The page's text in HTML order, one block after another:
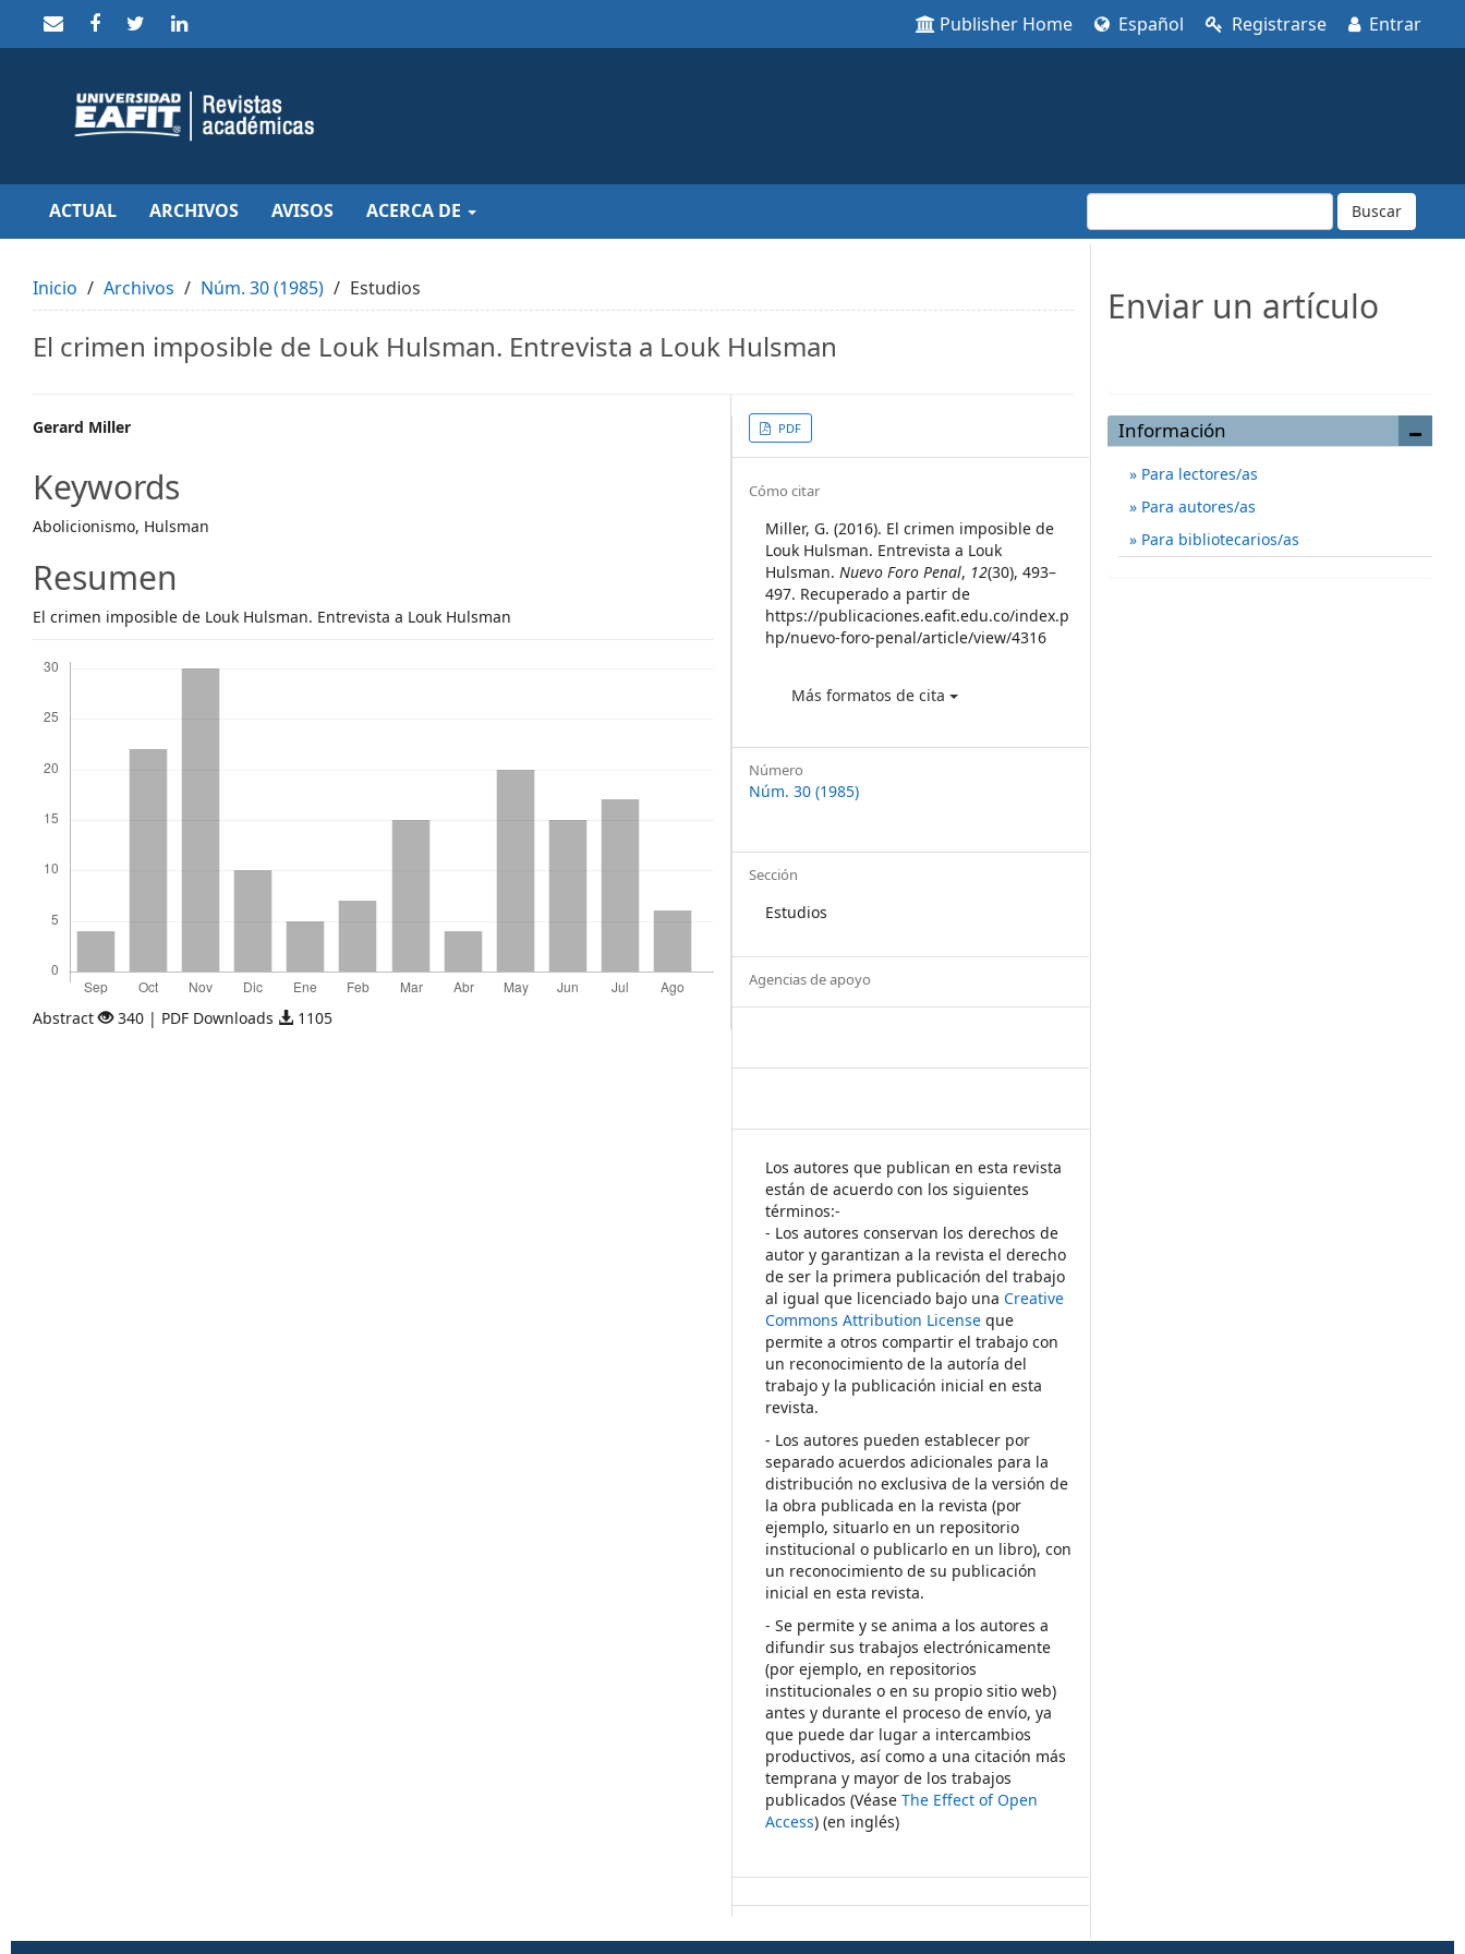
to
Main
Navigation
Content
Sidebar
Publisher Home Español Registrarse Entrar
ACTUAL ARCHIVOS AVISOS ACERCA DE Buscar
Inicio Archivos Núm. 30 (1985) Estudios
El crimen imposible de Louk Hulsman. Entrevista a Louk Hulsman
Main
Article
Content
Gerard Miller
Keywords
Abolicionismo, Hulsman
Resumen
El crimen imposible de Louk Hulsman. Entrevista a Louk Hulsman
Abstract 340 | PDF Downloads 1105
Article
Sidebar
PDF
Article
Details
Cómo citar
Miller, G. (2016). El crimen imposible de
Louk Hulsman. Entrevista a Louk
Hulsman.Nuevo Foro Penal, 12(30), 493–
497. Recuperado a partir de
https://publicaciones.eafit.edu.co/index.p
hp/nuevo-foro-penal/article/view/4316
Más formatos de cita
Número
Núm. 30 (1985)
Sección
Estudios
Agencias de apoyo
Los autores que publican en esta revista
están de acuerdo con los siguientes
términos:-
- Los autores conservan los derechos de
autor y garantizan a la revista el derecho
de ser la primera publicación del trabajo
al igual que licenciado bajo unaCreative
Commons Attribution License que
permite a otros compartir el trabajo con
un reconocimiento de la autoría del
trabajo y la publicación inicial en esta
revista.
- Los autores pueden establecer por
separado acuerdos adicionales para la
distribución no exclusiva de la versión de
la obra publicada en la revista (por
ejemplo, situarlo en un repositorio
institucional o publicarlo en un libro), con
un reconocimiento de su publicación
inicial en esta revista.
- Se permite y se anima a los autores a
difundir sus trabajos electrónicamente
(por ejemplo, en repositorios
institucionales o en su propio sitio web)
antes y durante el proceso de envío, ya
que puede dar lugar a intercambios
productivos, así como a una citación más
temprana y mayor de los trabajos
publicados (VéaseThe Effect of Open
Access) (en inglés)
Enviar un artículo
Información
Para lectores/as
Para autores/as
Para bibliotecarios/as